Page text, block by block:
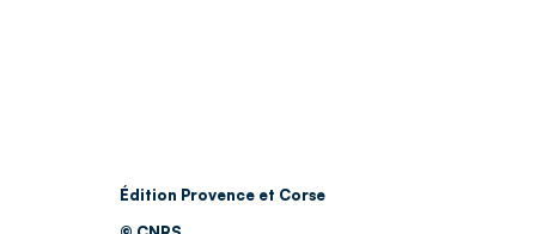
Édition Provence et Corse